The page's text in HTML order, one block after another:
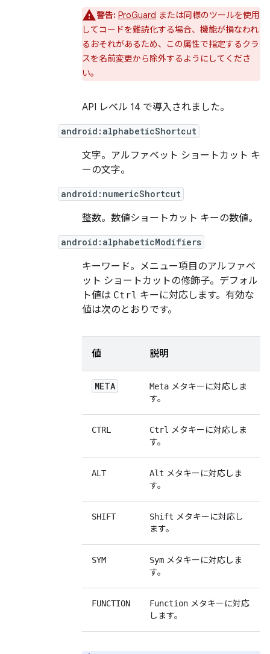
警告: ProGuard または同様のツールを使用
してコードを難読化する場合、機能が損なわれ
るおそれがあるため、この属性で指定するクラ
スを名前変更から除外するようにしてくださ
い。
API レベル 14 で導入されました。
android:alphabeticShortcut
文字。アルファベット ショートカット キ
ーの文字。
android:numericShortcut
整数。数値ショートカット キーの数値。
android:alphabeticModifiers
キーワード。メニュー項目のアルファベ
ット ショートカットの修飾子。デフォル
ト値は Ctrl キーに対応します。有効な
値は次のとおりです。
値 説明
META Meta メタキーに対応しま
す。
CTRL Ctrl メタキーに対応しま
す。
ALT Alt メタキーに対応しま
す。
SHIFT Shift メタキーに対応し
ます。
SYM Sym メタキーに対応しま
す。
FUNCTION Function メタキーに対応
します。